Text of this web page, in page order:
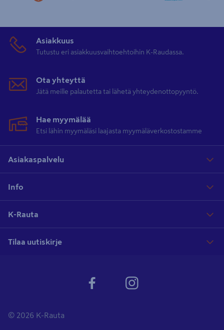
Asiakkuus
Tutustu eri asiakkuusvaihtoehtoihin K-Raudassa.
Ota yhteyttä
Jätä meille palautetta tai lähetä yhteydenottopyyntö.
Hae myymälää
Etsi lähin myymäläsi laajasta myymäläverkostostamme
Asiakaspalvelu
Info
K-Rauta
Tilaa uutiskirje
© 2026 K-Rauta